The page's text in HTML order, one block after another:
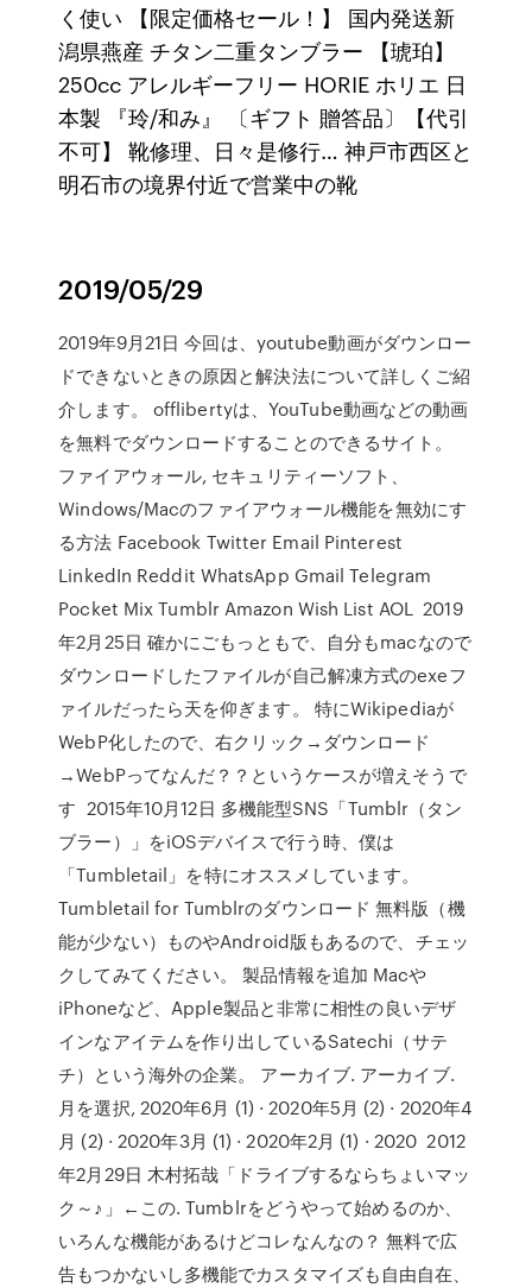
く使い 【限定価格セール！】 国内発送新
潟県燕産 チタン二重タンブラー 【琥珀】
250cc アレルギーフリー HORIE ホリエ 日
本製 『玲/和み』 〔ギフト 贈答品〕【代引
不可】 靴修理、日々是修行… 神戸市西区と
明石市の境界付近で営業中の靴
2019/05/29
2019年9月21日 今回は、youtube動画がダウンロー
ドできないときの原因と解決法について詳しくご紹
介します。 offlibertyは、YouTube動画などの動画
を無料でダウンロードすることのできるサイト。
ファイアウォール, セキュリティーソフト、
Windows/Macのファイアウォール機能を無効にす
る方法 Facebook Twitter Email Pinterest
LinkedIn Reddit WhatsApp Gmail Telegram
Pocket Mix Tumblr Amazon Wish List AOL 2019
年2月25日 確かにごもっともで、自分もmacなので
ダウンロードしたファイルが自己解凍方式のexeフ
ァイルだったら天を仰ぎます。 特にWikipediaが
WebP化したので、右クリック→ダウンロード
→WebPってなんだ？？というケースが増えそうで
す 2015年10月12日 多機能型SNS「Tumblr（タン
ブラー）」をiOSデバイスで行う時、僕は
「Tumbletail」を特にオススメしています。
Tumbletail for Tumblrのダウンロード 無料版（機
能が少ない）ものやAndroid版もあるので、チェッ
クしてみてください。 製品情報を追加 Macや
iPhoneなど、Apple製品と非常に相性の良いデザ
インなアイテムを作り出しているSatechi（サテ
チ）という海外の企業。 アーカイブ. アーカイブ.
月を選択, 2020年6月 (1) · 2020年5月 (2) · 2020年4
月 (2) · 2020年3月 (1) · 2020年2月 (1) · 2020 2012
年2月29日 木村拓哉「ドライブするならちょいマッ
ク～♪」←この. Tumblrをどうやって始めるのか、
いろんな機能があるけどコレなんなの？ 無料で広
告もつかないし多機能でカスタマイズも自由自在、